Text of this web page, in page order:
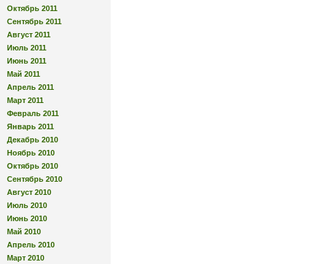
Октябрь 2011
Сентябрь 2011
Август 2011
Июль 2011
Июнь 2011
Май 2011
Апрель 2011
Март 2011
Февраль 2011
Январь 2011
Декабрь 2010
Ноябрь 2010
Октябрь 2010
Сентябрь 2010
Август 2010
Июль 2010
Июнь 2010
Май 2010
Апрель 2010
Март 2010